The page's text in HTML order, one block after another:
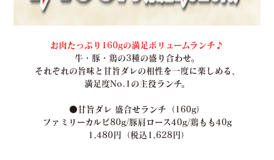
お肉たっぷり160gの満足ボリュームランチ♪
牛・豚・鶏の3種の盛り合わせ。
それぞれの旨味と甘旨ダレの相性を一度に楽しめる、
満足度No.1の主役ランチ。
●甘旨ダレ 盛合せランチ（160g）
ファミリーカルビ80g/豚肩ロース40g/鶏もも40g
1,480円（税込1,628円）